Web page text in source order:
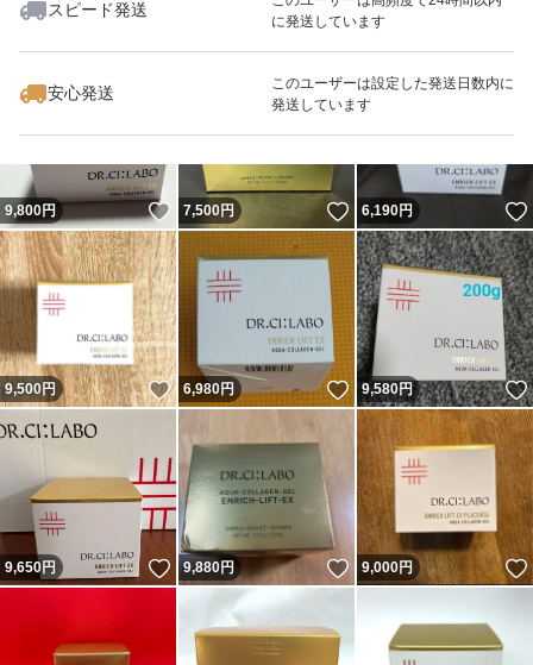
スピード発送
に発送しています
安心発送
このユーザーは設定した発送日数内に
発送しています
いいね！
9,800
9,800円 いいね！
7,500円 いいね！
6,190円
9,500円 いいね！
6,980円 いいね！
9,580円
9,650円 いいね！
9,880円 いいね！
9,000円